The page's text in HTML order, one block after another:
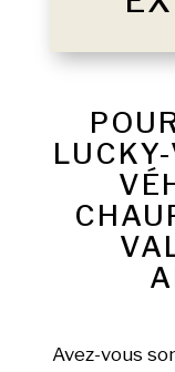
Avez-vous